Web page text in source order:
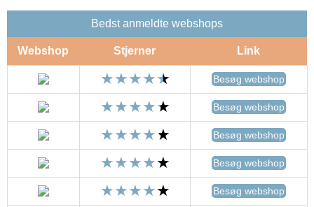
Bedst anmeldte webshops
Webshop Stjerner Link
Besøg webshop
Besøg webshop
Besøg webshop
Besøg webshop
Besøg webshop